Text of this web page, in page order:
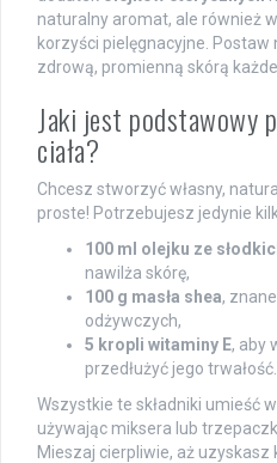
naturalny aromat, ale również
korzyści pielęgnacyjne. Postaw
zdrową, promienną skórą
Jaki jest podstawowy
ciała?
Chcesz stworzyć własny,
proste! Potrzebujesz jedynie
100 ml olejku ze
nawilża skórę,
100 g masła shea,
odżywczych,
5 kropli witaminy E, aby
przedłużyć jego trwałość.
Wszystkie te składniki umieść
używając miksera lub
Mieszaj cierpliwie, aż uzyskasz